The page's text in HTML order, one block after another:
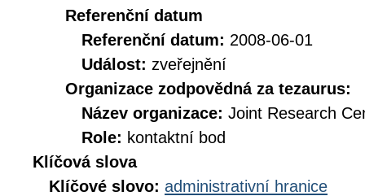
Referenční datum
Referenční datum: 2008-06-01
Událost: zveřejnění
Organizace zodpovědná za tezaurus:
Název organizace: Joint Research
Role: kontaktní bod
Klíčová slova
Klíčové slovo: administrativní hranice